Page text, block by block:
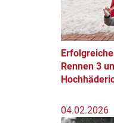
Rennen 3
04.02.2026